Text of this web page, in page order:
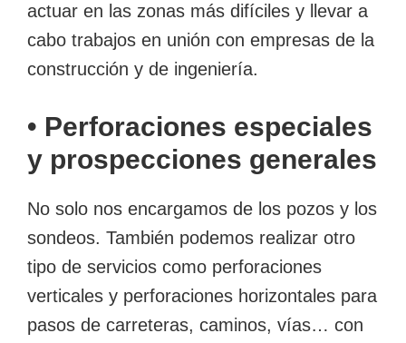
actuar en las zonas más difíciles y llevar a
cabo trabajos en unión con empresas de la
construcción y de ingeniería.
• Perforaciones especiales
y prospecciones generales
No solo nos encargamos de los pozos y los
sondeos. También podemos realizar otro
tipo de servicios como perforaciones
verticales y perforaciones horizontales para
pasos de carreteras, caminos, vías… con